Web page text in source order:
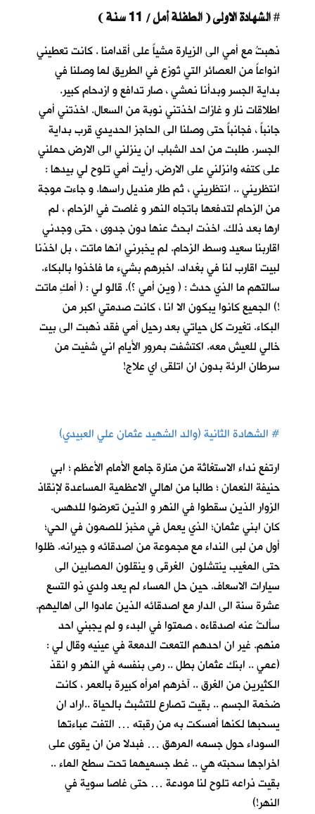
#
ذهبتُ مع أمي الى الزيارة مشياً على أقدامنا . كانت تعطيني
انواعاً من العصائر التي تُوزع في الطريق لما وصلنا في
بداية الجسر وبدأنا نمشي ، صار تدافع و ازدحام كبير.
اطلاقات نار و غازات اخذتني نوبة من السعال. اخذتني أمي
جانباً ، فجانباً حتى وصلنا الى الحاجز الحديدي قرب بداية
الجسر. طلبت من احد الشباب ان ينزلني الى الارض حملني
على كتفه وانزلني على الارض. رأيت أمي تلوح لي بيدها :
انتظريني .. انتظريني ، ثم طار منديل راسها. و جاءت موجة
من الزحام لتدفعها باتجاه النهر و غاصت في الزحام ، لم
ارها بعد ذلك. اخذت ابحث عنها دون جدوى ، حتى وجدني
اقاربنا سعيد وسط الزحام. لم يخبرني انها ماتت ، بل اخذنا
لبيت اقارب لنا في بغداد. اخبرهم بشيء ما فاخذوا بالبكاء.
سالتهم ما الذي حدث : ( وين أمي ؟). قالو لي : ( أمكِ ماتت
!) الجميع كانوا يبكون الا انا ، كانت صدمتي اكبر من
البكاء. تغيرت كل حياتي بعد رحيل أمي فقد ذهبت الى بيت
خالي للعيش معه. اكتشفت بمرور الأيام اني شفيت من
سرطان الرئة بدون ان اتلقى اي علاج!
#الشهادة الثانية (والد الشهيد عثمان علي العبيدي)
ارتفع نداء الاستغاثة من منارة جامع الأمام الأعظم ؛ ابي
حنيفة النعمان ؛ طالبا من اهالي الاعظمية المساعدة لإنقاذ
الزوار الذين سقطوا في النهر و الذين تعرضوا للدهس.
كان ابني عثمان؛ الذي يعمل في مخبز للصمون في الحي؛
أول من لبى النداء مع مجموعة من اصدقائه و جيرانه. ظلوا
حتى المغيب ينتشلون الغرقى و ينقلون المصابين الى
سيارات الاسعاف. حين حل المساء لم يعد ولدي ذو التسع
عشرة سنة الى الدار مع اصدقائه الذين عادوا الى اهاليهم.
سألتُ عنه اصدقاءه ، صمتوا في البدء و لم يجبني احد
منهم. غير ان احدهم التمعت الدمعة في عينيه وقال لي :
(عمي .. ابنك عثمان بطل .. رمى بنفسه في النهر و انقذ
الكثيرين من الغرق .. آخرهم امرأه كبيرة بالعمر ، كانت
ضخمة الجسم .. بقيت تصارع للتشبث بالحياة ..اراد ان
يسحبها لكنها أمسكت به من رقبته … التفت عباءتها
السوداء حول جسمه المرهق … فبدلا من ان يقوى على
اخراجها سحبته هي .. غط جسميهما تحت سطح الماء ..
بقيت ذراعه تلوح لنا مودعة … حتى غاصا سوية في
النهر!)